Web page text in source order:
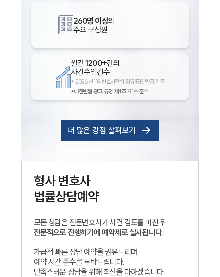
260명 이상의
주요 구성원
월간1200+건의
사건수임건수
* 2026년 1월 변호사협회 경유증표 발급 기준
*대한변협 광고 규정 제4조 제1호 준수
더 많은 강점 살펴보기
형사변호사
법률상담예약
모든 상담은 전문변호사가 사건 검토를 마친 뒤
전문적으로 진행하기에 예약제로 실시됩니다.
가급적 빠른 상담 예약을 권유드리며,
예약 시간 준수를 부탁드립니다.
만족스러운 상담을 위해 최선을 다하겠습니다.